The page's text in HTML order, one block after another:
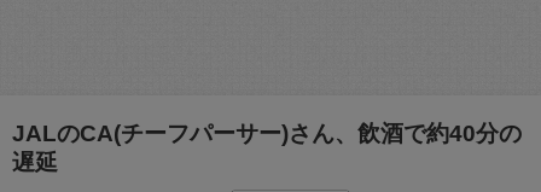
JALのCA(チーフパーサー)さん、飲酒で約40分の
遅延